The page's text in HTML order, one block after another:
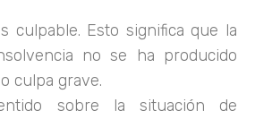
culpable. Esto significa que la
no se ha producido
culpa grave.
sobre la situación de